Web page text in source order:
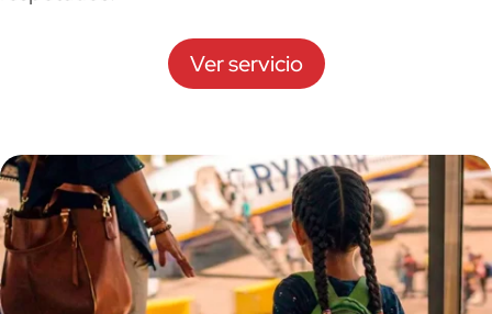
Ver servicio